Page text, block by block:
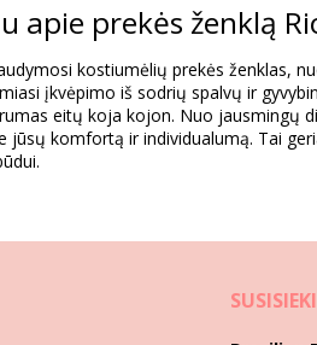
Sudėtis
Informacija apie gaminį
XL (7899810246103), XXL
apie prekės ženklą
kostiumėlių prekės ženklas,
įkvėpimo iš sodrių spalvų ir
eitų koja kojon. Nuo jausmingų
komfortą ir individualumą. Tai